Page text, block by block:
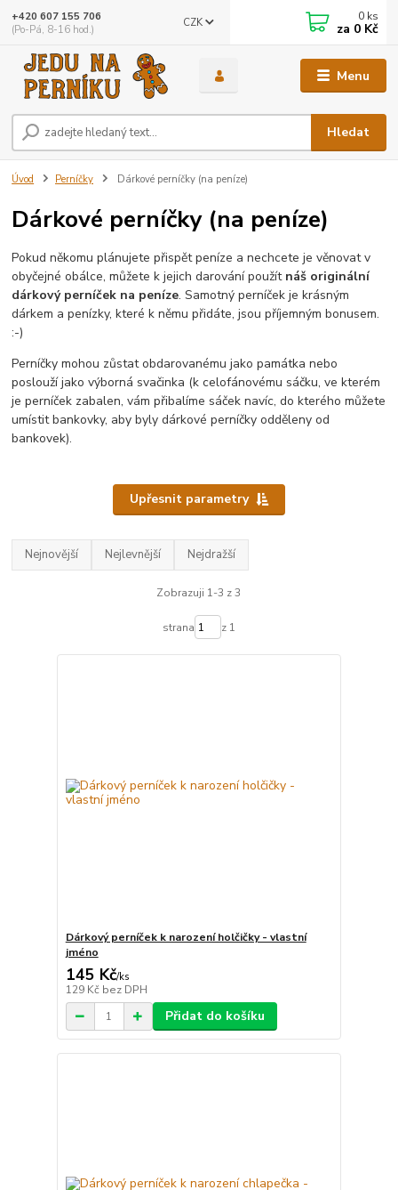
Menu
CZK
Hledat
+420 607 155 706
(Po-Pá, 8-16 hod.)
0 ks
za 0 Kč
Úvod Perníčky Dárkové perníčky (na peníze)
Dárkové perníčky (na peníze)
Pokud někomu plánujete přispět peníze a nechcete je věnovat v
obyčejné obálce, můžete k jejich darování použít náš originální
dárkový perníček na peníze. Samotný perníček je krásným
dárkem a penízky, které k němu přidáte, jsou příjemným bonusem.
:-)
Perníčky mohou zůstat obdarovanému jako památka nebo
poslouží jako výborná svačinka (k celofánovému sáčku, ve kterém
je perníček zabalen, vám přibalíme sáček navíc, do kterého můžete
umístit bankovky, aby byly dárkové perníčky odděleny od
bankovek).
Upřesnit parametry
Nejnovější Nejlevnější Nejdražší
Zobrazuji 1-3 z 3
strana z 1
Dárkový perníček k narození holčičky - vlastní
jméno
145 Kč/ks
129 Kč bez DPH
Přidat do košíku